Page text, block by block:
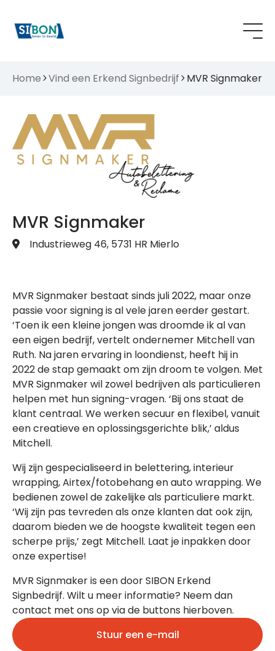
Home Vind een Erkend Signbedrijf MVR Signmaker
MVR Signmaker
Industrieweg 46, 5731 HR Mierlo
MVR Signmaker bestaat sinds juli 2022, maar onze
passie voor signing is al vele jaren eerder gestart.
‘Toen ik een kleine jongen was droomde ik al van
een eigen bedrijf, vertelt ondernemer Mitchell van
Ruth. Na jaren ervaring in loondienst, heeft hij in
2022 de stap gemaakt om zijn droom te volgen. Met
MVR Signmaker wil zowel bedrijven als particulieren
helpen met hun signing-vragen. ‘Bij ons staat de
klant centraal. We werken secuur en flexibel, vanuit
een creatieve en oplossingsgerichte blik,’ aldus
Mitchell.
Wij zijn gespecialiseerd in belettering, interieur
wrapping, Airtex/fotobehang en auto wrapping. We
bedienen zowel de zakelijke als particuliere markt.
‘Wij zijn pas tevreden als onze klanten dat ook zijn,
daarom bieden we de hoogste kwaliteit tegen een
scherpe prijs,’ zegt Mitchell. Laat je inpakken door
onze expertise!
MVR Signmaker is een door SIBON Erkend
Signbedrijf. Wilt u meer informatie? Neem dan
contact met ons op via de buttons hierboven.
Stuur een e-mail